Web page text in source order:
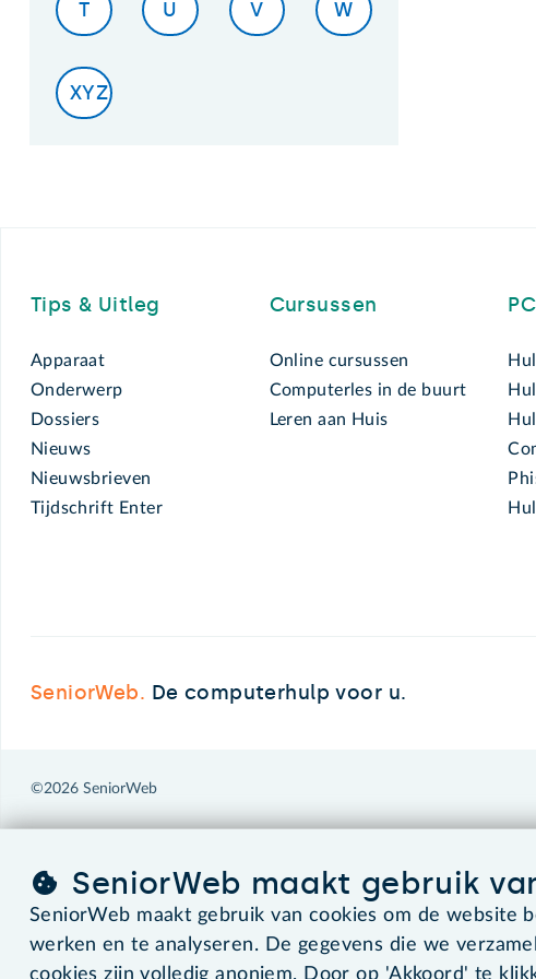
T U V W
XYZ
Tips & Uitleg
Apparaat
Onderwerp
Dossiers
Nieuws
Nieuwsbrieven
Tijdschrift Enter
Cursussen
Online cursussen
Computerles in de buurt
Leren aan Huis
SeniorWeb. De computerhulp voor u.
©2026 SeniorWeb
SeniorWeb maakt gebruik
SeniorWeb maakt gebruik van cookies om de website
werken en te analyseren. De gegevens die we
cookies zijn volledig anoniem. Door op 'Akkoord' te